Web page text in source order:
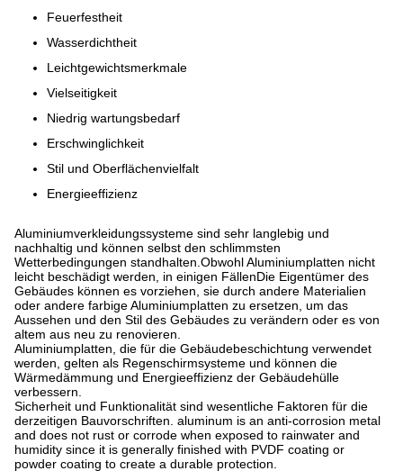
Feuerfestheit
Wasserdichtheit
Leichtgewichtsmerkmale
Vielseitigkeit
Niedrig wartungsbedarf
Erschwinglichkeit
Stil und Oberflächenvielfalt
Energieeffizienz
Aluminiumverkleidungssysteme sind sehr langlebig und
nachhaltig und können selbst den schlimmsten
Wetterbedingungen standhalten.Obwohl Aluminiumplatten nicht
leicht beschädigt werden, in einigen FällenDie Eigentümer des
Gebäudes können es vorziehen, sie durch andere Materialien
oder andere farbige Aluminiumplatten zu ersetzen, um das
Aussehen und den Stil des Gebäudes zu verändern oder es von
altem aus neu zu renovieren.
Aluminiumplatten, die für die Gebäudebeschichtung verwendet
werden, gelten als Regenschirmsysteme und können die
Wärmedämmung und Energieeffizienz der Gebäudehülle
verbessern.
Sicherheit und Funktionalität sind wesentliche Faktoren für die
derzeitigen Bauvorschriften. aluminum is an anti-corrosion metal
and does not rust or corrode when exposed to rainwater and
humidity since it is generally finished with PVDF coating or
powder coating to create a durable protection.